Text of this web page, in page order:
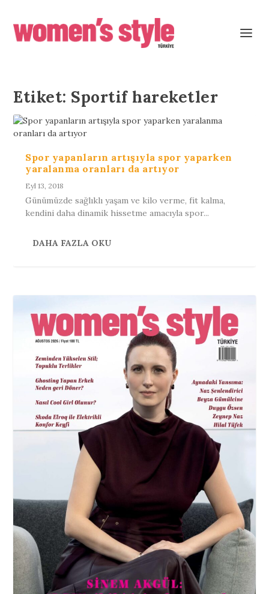
Etiket: Sportif hareketler
Spor yapanların artışıyla spor yaparken
yaralanma oranları da artıyor
Eyl 13, 2018
Günümüzde sağlıklı yaşam ve kilo verme, fit kalma,
kendini daha dinamik hissetme amacıyla spor...
DAHA FAZLA OKU